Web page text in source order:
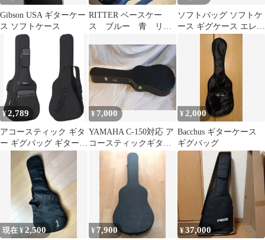
Gibson USA ギターケー
ス ソフトケース
RITTER ベースケー
ス ブルー 青 リッ
ソフトバッグ ソフトケ
ース ギグケース エレキ
ギターケース PUレザー
¥2,789
アコースティック ギタ
ー ギグバッグ ギターケ
¥7,000
YAMAHA C-150対応 ア
コースティックギター
用ハードケース
¥ 2,000
Bacchus ギターケース
ギグバッグ
現在 ¥2,500 ¥ 7,900 ¥37,000